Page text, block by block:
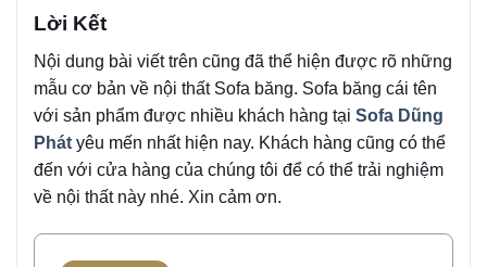
Lời Kết
Nội dung bài viết trên cũng đã thể hiện được rõ những
mẫu cơ bản về nội thất Sofa băng. Sofa băng cái tên
với sản phẩm được nhiều khách hàng tại Sofa Dũng
Phát yêu mến nhất hiện nay. Khách hàng cũng có thể
đến với cửa hàng của chúng tôi để có thể trải nghiệm
về nội thất này nhé. Xin cảm ơn.